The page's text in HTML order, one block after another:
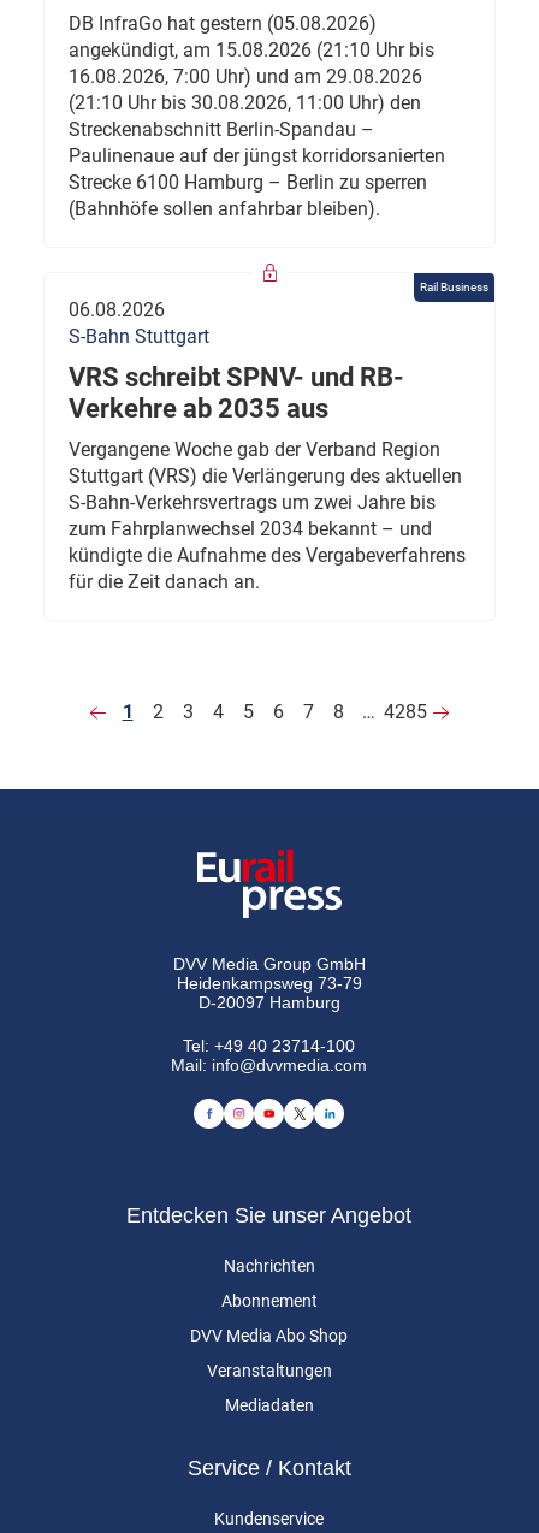
DB InfraGo hat gestern (05.08.2026)
angekündigt, am 15.08.2026 (21:10 Uhr bis
16.08.2026, 7:00 Uhr) und am 29.08.2026
(21:10 Uhr bis 30.08.2026, 11:00 Uhr) den
Streckenabschnitt Berlin-Spandau –
Paulinenaue auf der jüngst korridorsanierten
Strecke 6100 Hamburg – Berlin zu sperren
(Bahnhöfe sollen anfahrbar bleiben).
Rail Business
06.08.2026
S-Bahn Stuttgart
VRS schreibt SPNV- und RB-
Verkehre ab 2035 aus
Vergangene Woche gab der Verband Region
Stuttgart (VRS) die Verlängerung des aktuellen
S-Bahn-Verkehrsvertrags um zwei Jahre bis
zum Fahrplanwechsel 2034 bekannt – und
kündigte die Aufnahme des Vergabeverfahrens
für die Zeit danach an.
1 2 3 4 5 6 7 8 … 4285
DVV Media Group GmbH
Heidenkampsweg 73-79
D-20097 Hamburg
Tel:+49 40 23714-100
Mail: info@dvvmedia.com
Entdecken Sie unser Angebot
Nachrichten
Abonnement
DVV Media Abo Shop
Veranstaltungen
Mediadaten
Service / Kontakt
Kundenservice